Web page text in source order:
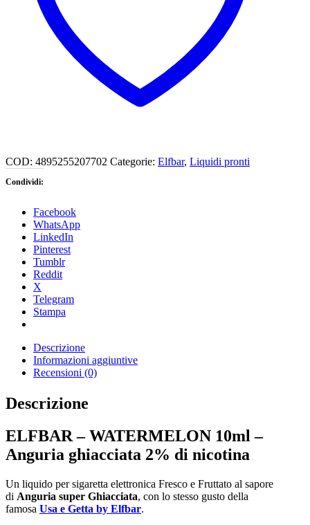
COD: 4895255207702 Categorie: Elfbar, Liquidi pronti
Condividi:
Facebook
WhatsApp
LinkedIn
Pinterest
Tumblr
Reddit
X
Telegram
Stampa
Descrizione
Informazioni aggiuntive
Recensioni (0)
Descrizione
ELFBAR – WATERMELON 10ml –
Anguria ghiacciata 2% di nicotina
Un liquido per sigaretta elettronica Fresco e Fruttato al sapore
di Anguria super Ghiacciata, con lo stesso gusto della
famosa Usa e Getta by Elfbar.